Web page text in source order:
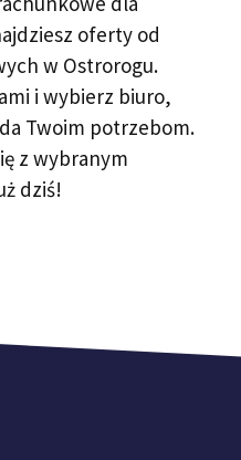
oferty od
w Ostrorogu.
i wybierz biuro,
Twoim potrzebom.
z wybranym
dziś!